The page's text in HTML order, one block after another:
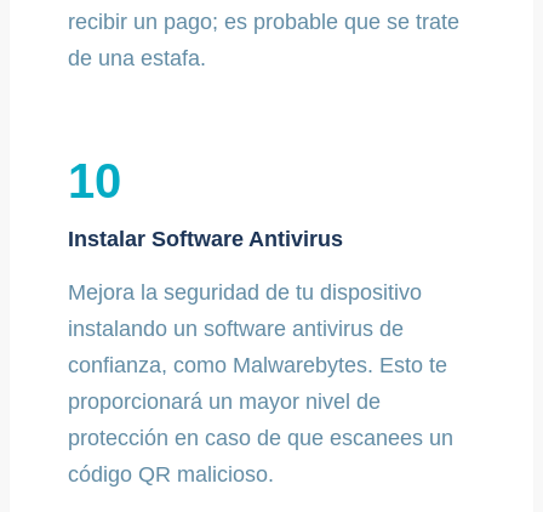
recibir un pago; es probable que se trate
de una estafa.
10
Instalar Software Antivirus
Mejora la seguridad de tu dispositivo
instalando un software antivirus de
confianza, como Malwarebytes. Esto te
proporcionará un mayor nivel de
protección en caso de que escanees un
código QR malicioso.